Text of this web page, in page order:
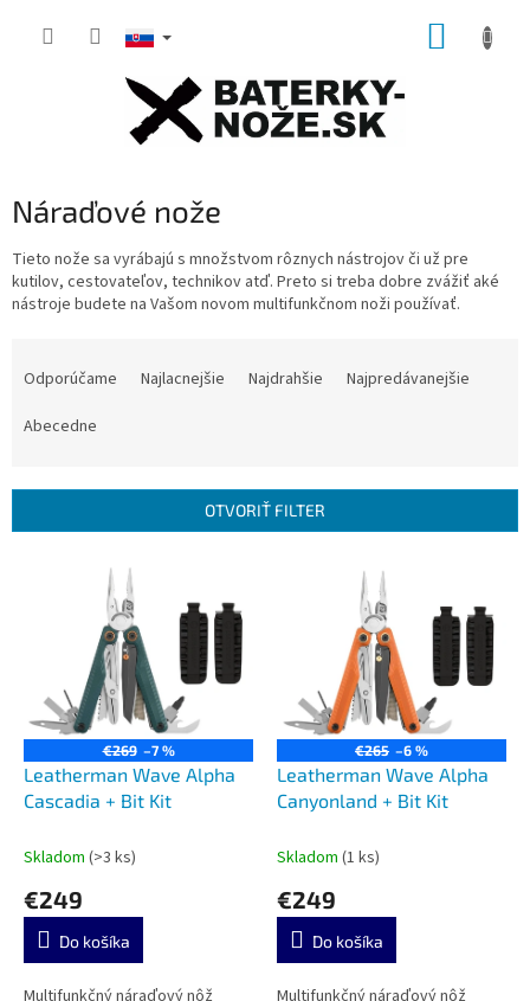
Náraďové nože
Tieto nože sa vyrábajú s množstvom rôznych nástrojov či už pre
kutilov, cestovateľov, technikov atď. Preto si treba dobre zvážiť aké
nástroje budete na Vašom novom multifunkčnom noži používať.
p
Odporúčame Najlacnejšie Najdrahšie
Najpredávanejšie
Abecedne
OTVORIŤ FILTER
€269 –7 %
Leatherman Wave Alpha
Cascadia + Bit Kit
Skladom (>3 ks)
€249
Do košíka
Multifunkčný náraďový nôž
€265 –6 %
Leatherman Wave Alpha
Canyonland + Bit Kit
Skladom (1 ks)
€249
Do košíka
Multifunkčný náraďový nôž